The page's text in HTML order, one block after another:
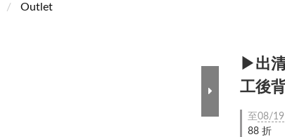
Outlet
▶出
工後
至08/
88 折